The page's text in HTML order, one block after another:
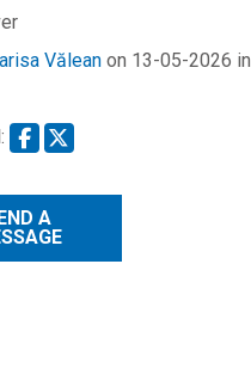
Văleanon 13-05-2026 in
A